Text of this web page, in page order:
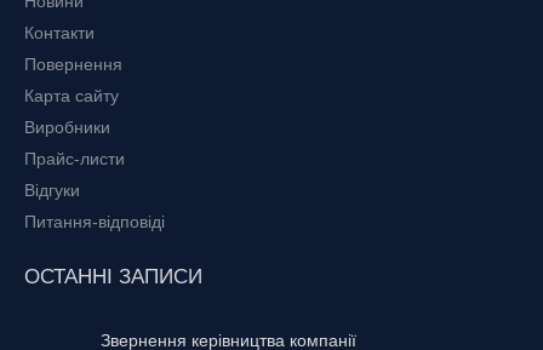
Контакти
Повернення
Карта сайту
Виробники
Прайс-листи
Відгуки
Питання-відповіді
ОСТАННІ ЗАПИСИ
Звернення керівництва компанії